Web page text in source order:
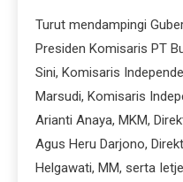
Turut mendampingi
Presiden Komisaris PT
Sini, Komisaris
Marsudi, Komisaris
Arianti Anaya, MKM,
Agus Heru Darjono,
Helgawati, MM, serta